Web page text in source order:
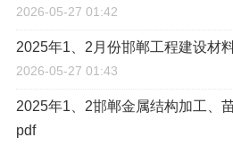
2026-05-27 01:42
2025年1、2月份邯郸工程建设材
2026-05-27 01:43
2025年1、2邯郸金属结构加工、
pdf